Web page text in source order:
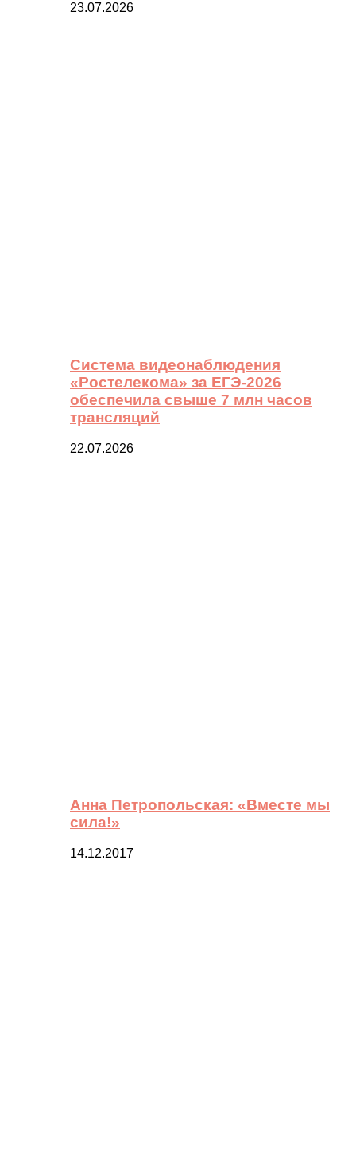
23.07.2026
Система видеонаблюдения
«Ростелекома» за ЕГЭ-2026
обеспечила свыше 7 млн часов
трансляций
22.07.2026
Анна Петропольская: «Вместе мы
сила!»
14.12.2017